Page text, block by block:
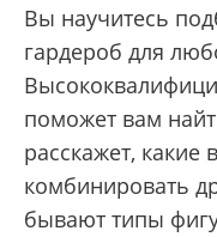
Вы научитесь
гардероб для
поможет вам
расскажет,
комбинировать
бывают типы